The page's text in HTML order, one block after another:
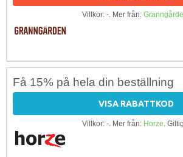
Villkor: -. Mer från:
Få 15% på hela din beställning
VISA RABATTKOD
Villkor: -. Mer från: Horze.